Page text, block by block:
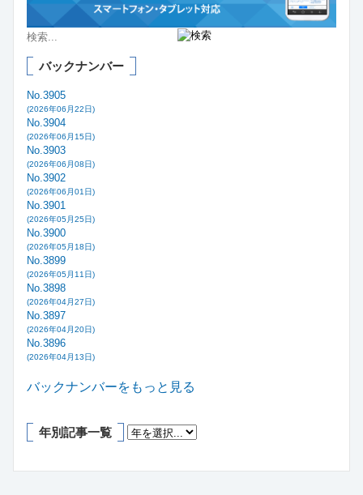
バックナンバー
No.3905
(2026年06月22日)
No.3904
(2026年06月15日)
No.3903
(2026年06月08日)
No.3902
(2026年06月01日)
No.3901
(2026年05月25日)
No.3900
(2026年05月18日)
No.3899
(2026年05月11日)
No.3898
(2026年04月27日)
No.3897
(2026年04月20日)
No.3896
(2026年04月13日)
バックナンバーをもっと見る
年別記事一覧